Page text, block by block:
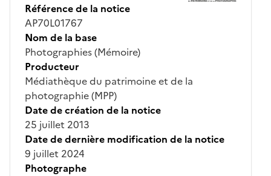
Référence de la notice
AP70L01767
Nom de la base
Photographies (Mémoire)
Producteur
Médiathèque du patrimoine et de la
photographie (MPP)
Date de création de la notice
25 juillet 2013
Date de dernière modification de la notice
9 juillet 2024
Photographe